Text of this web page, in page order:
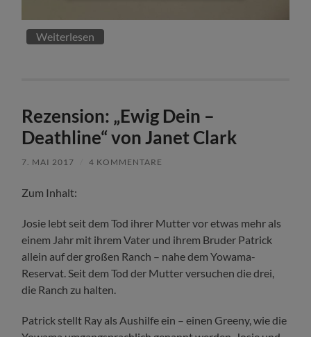
Weiterlesen
Rezension: „Ewig Dein –
Deathline“ von Janet Clark
7. MAI 2017 4 KOMMENTARE
Zum Inhalt:
Josie lebt seit dem Tod ihrer Mutter vor etwas mehr als
einem Jahr mit ihrem Vater und ihrem Bruder Patrick
allein auf der großen Ranch – nahe dem Yowama-
Reservat. Seit dem Tod der Mutter versuchen die drei,
die Ranch zu halten.
Patrick stellt Ray als Aushilfe ein – einen Greeny, wie die